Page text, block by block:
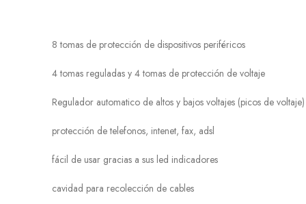
8 tomas de protección de dispositivos periféricos
4 tomas reguladas y 4 tomas de protección de voltaje
Regulador automatico de altos y bajos voltajes (picos de voltaje)
protección de telefonos, intenet, fax, adsl
fácil de usar gracias a sus led indicadores
cavidad para recolección de cables